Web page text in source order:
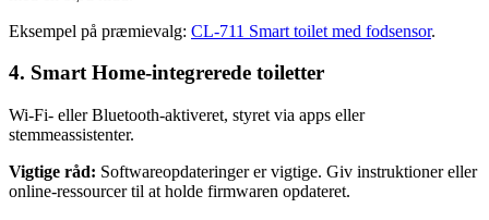
Eksempel på præmievalg: CL-711 Smart toilet med fodsensor.
4. Smart Home-integrerede toiletter
Wi-Fi- eller Bluetooth-aktiveret, styret via apps eller
stemmeassistenter.
Vigtige råd: Softwareopdateringer er vigtige. Giv instruktioner eller
online-ressourcer til at holde firmwaren opdateret.